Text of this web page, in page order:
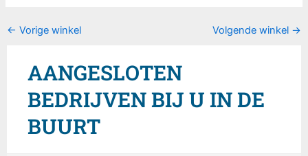
← Vorige winkel Volgende winkel →
AANGESLOTEN
BEDRIJVEN BIJ U IN DE
BUURT